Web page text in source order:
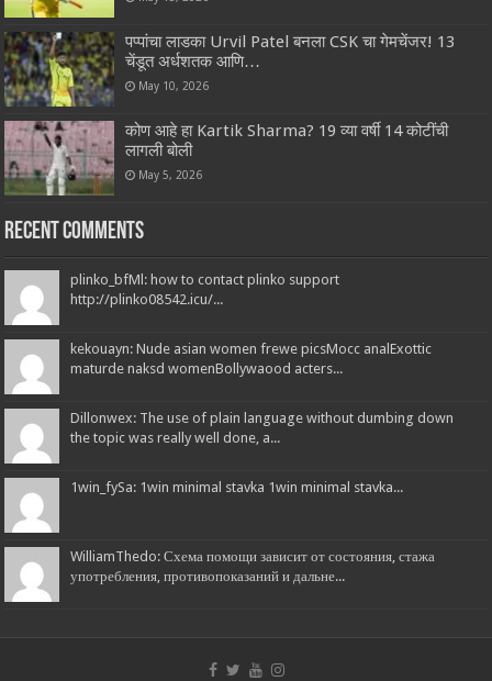
पप्पांचा लाडका Urvil Patel बनला CSK चा गेमचेंजर! 13
चेंडूत अर्धशतक आणि…
May 10, 2026
कोण आहे हा Kartik Sharma? 19 व्या वर्षी 14 कोटींची
लागली बोली
May 5, 2026
Recent Comments
plinko_bfMl: how to contact plinko support
http://plinko08542.icu/...
kekouayn: Nude asian women frewe picsMocc analExottic
maturde naksd womenBollywaood acters...
Dillonwex: The use of plain language without dumbing down
the topic was really well done, a...
1win_fySa: 1win minimal stavka 1win minimal stavka...
WilliamThedo: Схема помощи зависит от состояния, стажа
употребления, противопоказаний и дальне...